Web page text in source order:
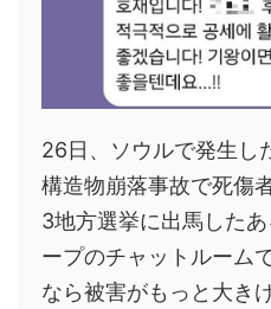
26日、ソウルで発生し
構造物崩落事故で死傷
3地方選挙に出馬した
ープのチャットルーム
なら被害がもっと大き